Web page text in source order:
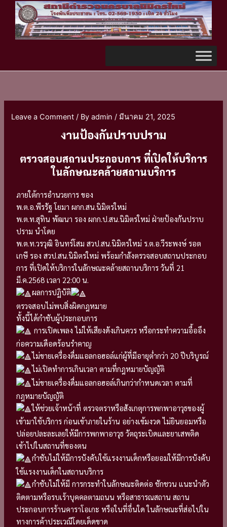
content
Leave a Comment / Byadmin/ มีนาคม 21, 2025
งานป้องกันปราบปราม
ตรวจสอบสถานประกอบการ ที่เปิดให้บริการ
ในลักษณะคล้ายสถานบริการ
ภายใต้การอำนวยการ ของ
พ.ต.อ.พีรรัฐ โยมา ผกก.สน.นิมิตรใหม่
พ.ต.ท.สุทิน พัฒนา รอง ผกก.ป.สน.นิมิตรใหม่ ฝ่ายป้องกันปราบ
ปราม นำโดย
พ.ต.ท.วรวุฒิ อินทร์โสม สวป.สน.นิมิตรใหม่ ร.ต.อ.วีระพงษ์ รอต
เกษี รอง สวป.สน.นิมิตรใหม่ พร้อมกำลังตรวจสอบสถานประกอบ
การ ที่เปิดให้บริการในลักษณะคล้ายสถานบริการ วันที่ 21
มี.ค.2568 เวลา 22:00 น.
ผลการปฏิบัติ
ตรวจสอบไม่พบสิ่งผิดกฎหมาย
ทั้งนี้ได้กำชับผู้ประกอบการ
การเปิดเพลง ไม่ให้เสียงดังเกินควร หรือกระทำความอื้ออึง
ก่อความเดือดร้อนรำคาญ
ไม่ขายเครื่องดื่มแอลกอฮอล์แก่ผู้ที่มีอายุต่ำกว่า 20 ปีบริบูรณ์
ไม่เปิดทำการเกินเวลา ตามที่กฎหมายบัญญัติ
ไม่ขายเครื่องดื่มแอลกอฮอล์เกินกว่ากำหนดเวลา ตามที่
กฎหมายบัญญัติ
ให้ช่วยเจ้าหน้าที่ ตรวจตราหรือสังเกตุการพกพาอาวุธของผู้
เข้ามาใช้บริการ ก่อนเข้าภายในร้าน อย่างเข้มงวด ไม่ยินยอมหรือ
ปล่อยปละละเลยให้มีการพกพาอาวุธ วัตถุระเบิดและยาเสพติด
เข้าไปในสถานที่ของตน
กำชับไม่ให้มีการบังคับใช้แรงงานเด็กหรือยอมให้มีการบังคับ
ใช้แรงงานเด็กในสถานบริการ
กำชับไม่ให้มี การกระทำในลักษณะติดต่อ ชักชวน แนะนำตัว
ติดตามหรือรบเร้าบุคคลตามถนน หรือสาธารณสถาน สถาน
ประกอบการร้านคาราโอเกะ หรือในที่อื่นใด ในลักษณะที่ส่อไปใน
ทางการค้าประเวณีโดยเด็ดขาด
TikTok